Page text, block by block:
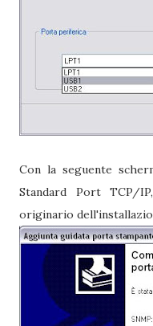
Con la seguente
Standard Port TCP/
originario